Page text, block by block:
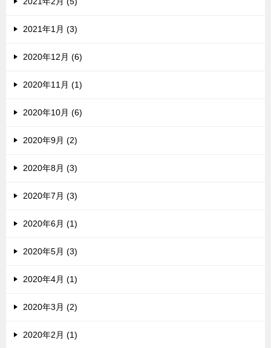
2021年1月 (3)
2020年12月 (6)
2020年11月 (1)
2020年10月 (6)
2020年9月 (2)
2020年8月 (3)
2020年7月 (3)
2020年6月 (1)
2020年5月 (3)
2020年4月 (1)
2020年3月 (2)
2020年2月 (1)